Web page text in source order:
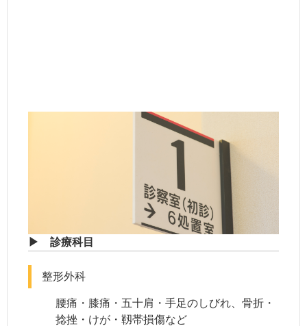
▶ 診療科目
整形外科
腰痛・膝痛・五十肩・手足のしびれ、骨折・
捻挫・けが・靱帯損傷など